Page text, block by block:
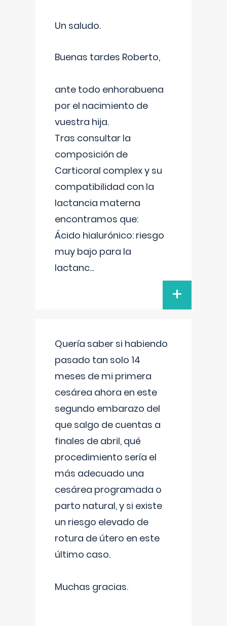
Un saludo.
Buenas tardes Roberto,
ante todo enhorabuena
por el nacimiento de
vuestra hija.
Tras consultar la
composición de
Carticoral complex y su
compatibilidad con la
lactancia materna
encontramos que:
Ácido hialurónico: riesgo
muy bajo para la
lactanc...
+
Quería saber si habiendo
pasado tan solo 14
meses de mi primera
cesárea ahora en este
segundo embarazo del
que salgo de cuentas a
finales de abril, qué
procedimiento sería el
más adecuado una
cesárea programada o
parto natural, y si existe
un riesgo elevado de
rotura de útero en este
último caso.
Muchas gracias.